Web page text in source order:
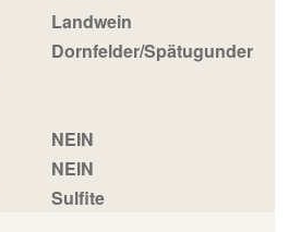
Landwein
Dornfelder/Spätugunder
NEIN
NEIN
Sulfite